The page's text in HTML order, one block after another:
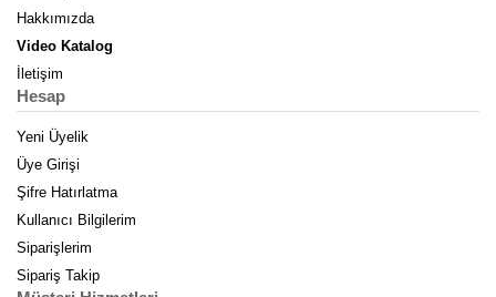
Hakkımızda
Video Katalog
İletişim
Hesap
Yeni Üyelik
Üye Girişi
Şifre Hatırlatma
Kullanıcı Bilgilerim
Siparişlerim
Sipariş Takip